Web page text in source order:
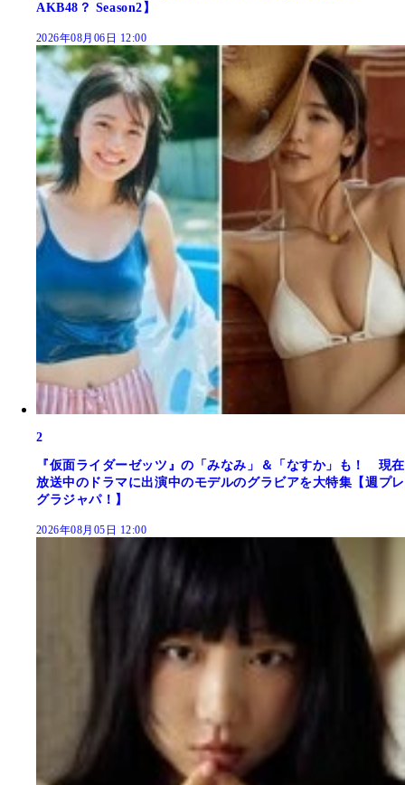
AKB48？ Season2】
2026年08月06日 12:00
2
『仮面ライダーゼッツ』の「みなみ」＆「なすか」も！ 現在
放送中のドラマに出演中のモデルのグラビアを大特集【週プレ
グラジャパ！】
2026年08月05日 12:00